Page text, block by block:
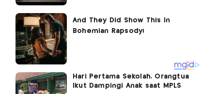
Hari Pertama Sekolah, Orangtua
Ikut Dampingi Anak saat MPLS